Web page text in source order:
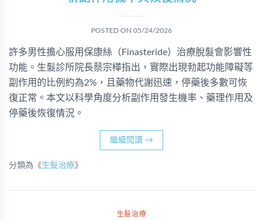
POSTED ON 05/24/2026
許多男性擔心服用保康絲（Finasteride）治療脫髮會影響性
功能。生髮診所院長蔡宗樺指出，實際出現勃起功能障礙等
副作用的比例約為2%，且藥物代謝迅速，停藥後多數可恢
復正常。本文以科學角度分析副作用發生機率、藥理作用及
停藥後恢復情況。
繼續閱讀 →
分類為《生髮治療》
生髮治療